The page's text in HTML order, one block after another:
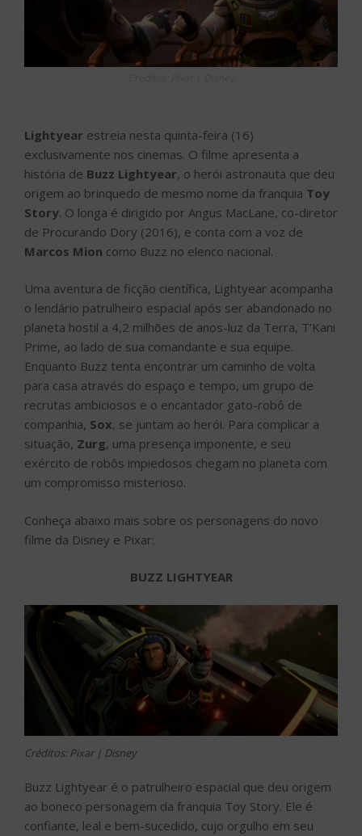
Lightyear estreia nesta quinta-feira (16)
exclusivamente nos cinemas. O filme apresenta a
história de Buzz Lightyear, o herói astronauta que deu
origem ao brinquedo de mesmo nome da franquia Toy
Story. O longa é dirigido por Angus MacLane, co-diretor
de Procurando Dory (2016), e conta com a voz de
Marcos Mion como Buzz no elenco nacional.
Uma aventura de ficção científica, Lightyear acompanha
o lendário patrulheiro espacial após ser abandonado no
planeta hostil a 4,2 milhões de anos-luz da Terra, T’Kani
Prime, ao lado de sua comandante e sua equipe.
Enquanto Buzz tenta encontrar um caminho de volta
para casa através do espaço e tempo, um grupo de
recrutas ambiciosos e o encantador gato-robô de
companhia, Sox, se juntam ao herói. Para complicar a
situação, Zurg, uma presença imponente, e seu
exército de robôs impiedosos chegam no planeta com
um compromisso misterioso.
Conheça abaixo mais sobre os personagens do novo
filme da Disney e Pixar:
BUZZ LIGHTYEAR
Créditos: Pixar | Disney
Buzz Lightyear é o patrulheiro espacial que deu origem
ao boneco personagem da franquia Toy Story. Ele é
confiante, leal e bem-sucedido, cujo orgulho em seu